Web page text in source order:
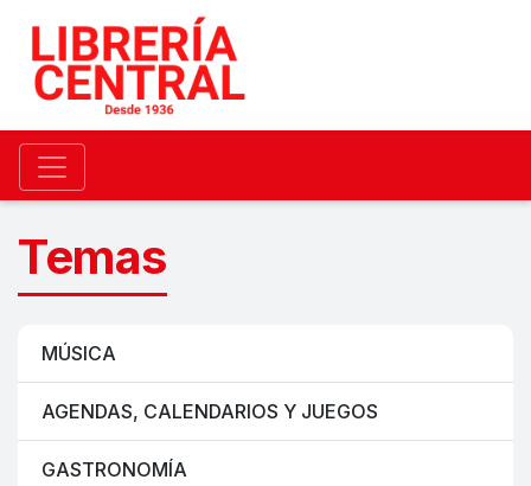
Temas
MÚSICA
AGENDAS, CALENDARIOS Y JUEGOS
GASTRONOMÍA